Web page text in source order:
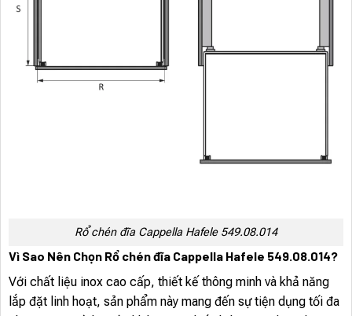
Rổ chén đĩa Cappella Hafele 549.08.014
Vì Sao Nên Chọn Rổ chén đĩa Cappella Hafele 549.08.014?
Với chất liệu inox cao cấp, thiết kế thông minh và khả năng
lắp đặt linh hoạt, sản phẩm này mang đến sự tiện dụng tối đa